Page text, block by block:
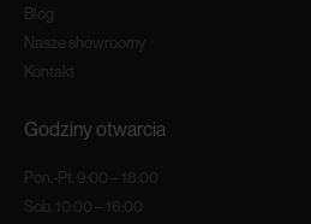
Blog
Nasze showroomy
Kontakt
Godziny otwarcia
Pon.-Pt. 9:00 – 18:00
Sob. 10:00 – 16:00